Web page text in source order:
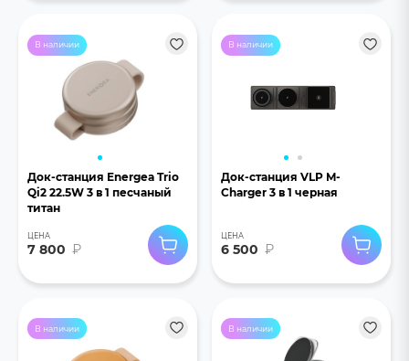
В наличии
Док-станция Energea Trio
Qi2 22.5W 3 в 1 песчаный
титан
ЦЕНА
7 800 ₽
В наличии
Док-станция VLP M-
Charger 3 в 1 черная
ЦЕНА
6 500 ₽
В наличии В наличии